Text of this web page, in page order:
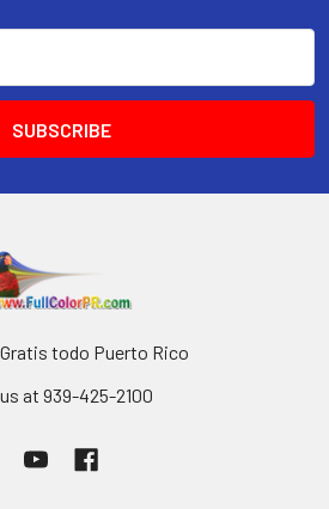
todo Puerto Rico
at 939-425-2100